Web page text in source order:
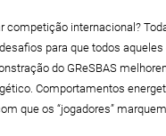
competição internacional?
para que todos
do GReSBAS
Comportamentos
que os “jogadores”